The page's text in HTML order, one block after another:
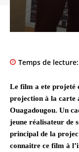
Temps de lecture:
Le film a ete projeté
projection à la carte
Ouagadougou. Un
jeune réalisateur de
principal de la
connaitre ce film à